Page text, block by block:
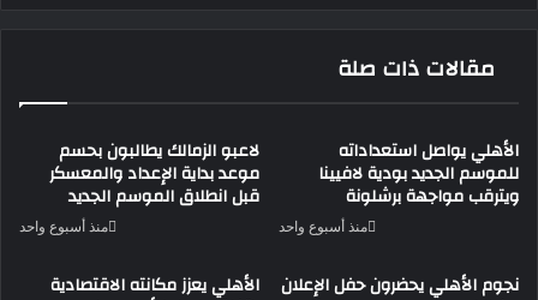
مقالات ذات صلة
لاعبو الزمالك يطالبون بحسم
موعد بداية الإعداد والمعسكر
قبل انطلاق الموسم الجديد
منذ أسبوع واحد
الأهلي يواصل استعداداته
للموسم الجديد بودية لافيينا
ويترقب مواجهة برشلونة
منذ أسبوع واحد
الأهلي يعزز مكانته الاقتصادية نجوم الأهلي يحضرون حفل الإعلان